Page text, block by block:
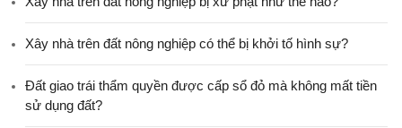
Xây nhà trên đất nông nghiệp có thể bị khởi tố hình sự?
Đất giao trái thẩm quyền được cấp sổ đỏ mà không mất tiền
sử dụng đất?